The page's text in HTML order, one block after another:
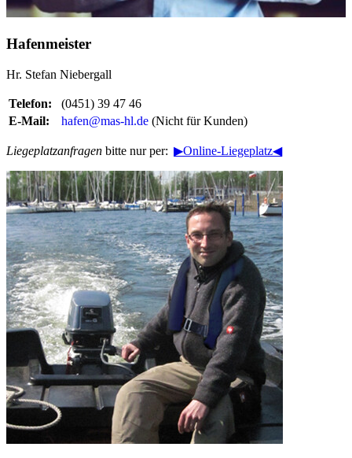
Hafenmeister
Hr. Stefan Niebergall
Telefon:
(0451) 39 47 46
E-Mail:
hafen@mas-hl.de (Nicht für Kunden)
Liegeplatzanfragen bitte nur per: ▶Online-Liegeplatz◀